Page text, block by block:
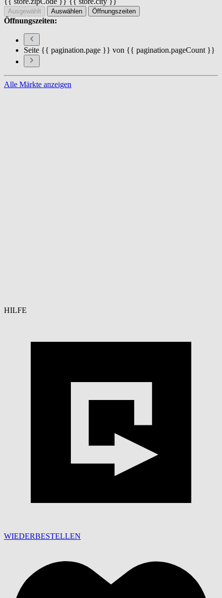
Ausgewählt Auswählen Öffnungszeiten
Öffnungszeiten:
Seite {{ pagination.page }} von {{ pagination.pageCount }}
Alle Märkte anzeigen
HILFE
WIEDERBESTELLEN